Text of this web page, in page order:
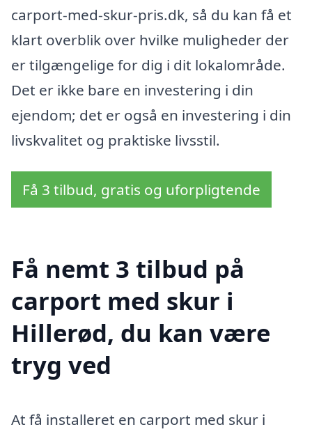
carport-med-skur-pris.dk, så du kan få et
klart overblik over hvilke muligheder der
er tilgængelige for dig i dit lokalområde.
Det er ikke bare en investering i din
ejendom; det er også en investering i din
livskvalitet og praktiske livsstil.
Få 3 tilbud, gratis og uforpligtende
Få nemt 3 tilbud på
carport med skur i
Hillerød, du kan være
tryg ved
At få installeret en carport med skur i